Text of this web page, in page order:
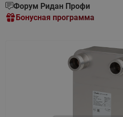
Форум Ридан Профи
Бонусная программа